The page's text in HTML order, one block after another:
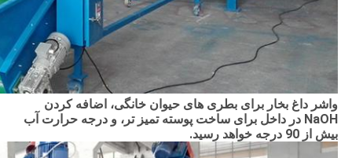
واشر داغ بخار برای بطری های حیوان خانگی، اضافه کردن
NaOH در داخل برای ساخت پوسته تمیز تر، و درجه حرارت آب
بیش از 90 درجه خواهد رسید.